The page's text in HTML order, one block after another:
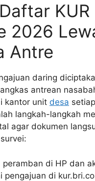
KUR
2026
Antre
daring
antrean
kantor unit desa
langkah-langkah
agar dokumen
peramban di HP dan
pengajuan di